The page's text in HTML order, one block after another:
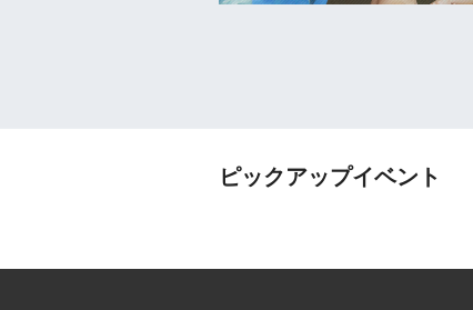
ピックアップイベント